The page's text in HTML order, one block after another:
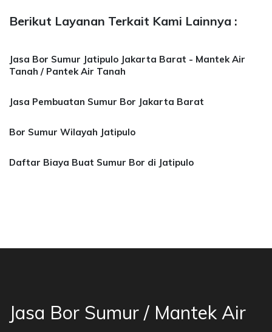
Berikut Layanan Terkait Kami Lainnya :
Jasa Bor Sumur Jatipulo Jakarta Barat - Mantek Air
Tanah / Pantek Air Tanah
Jasa Pembuatan Sumur Bor Jakarta Barat
Bor Sumur Wilayah Jatipulo
Daftar Biaya Buat Sumur Bor di Jatipulo
Jasa Bor Sumur / Mantek Air